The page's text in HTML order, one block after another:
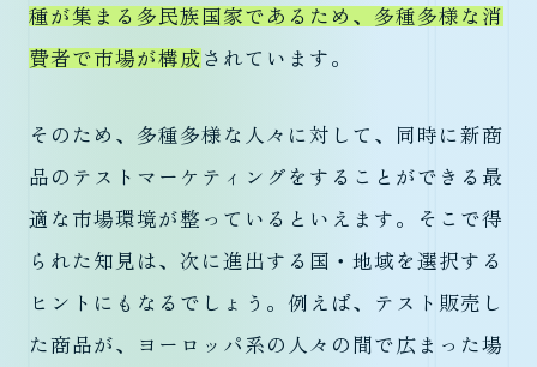
種が集まる多民族国家であるため、多種多様な消
費者で市場が構成 されています。
そのため、多種多様な人々に対して、同時に新商
品のテストマーケティングをすることができる最
適な市場環境が整っているといえます。そこで得
られた知見は、次に進出する国・地域を選択する
ヒントにもなるでしょう。例えば、テスト販売し
た商品が、ヨーロッパ系の人々の間で広まった場